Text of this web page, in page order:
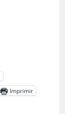
Imprimir